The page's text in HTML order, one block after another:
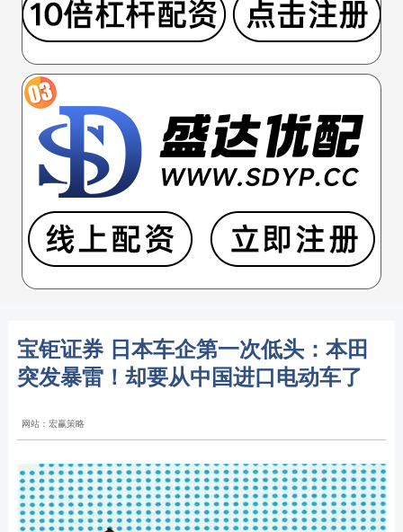
宝钜证券 日本车企第一次低头：本田
突发暴雷！却要从中国进口电动车了
网站：宏赢策略